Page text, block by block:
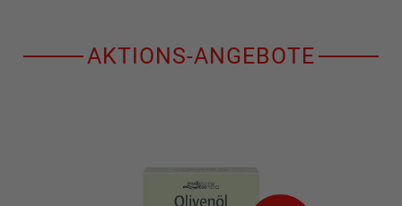
AKTIONS-ANGEBOTE